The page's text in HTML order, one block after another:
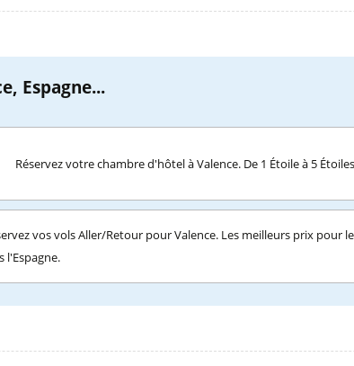
Espagne...
Réservez votre chambre d'hôtel à Valence. De 1 Étoile à 5
vos vols Aller/Retour pour Valence. Les meilleurs prix pour
l'Espagne.